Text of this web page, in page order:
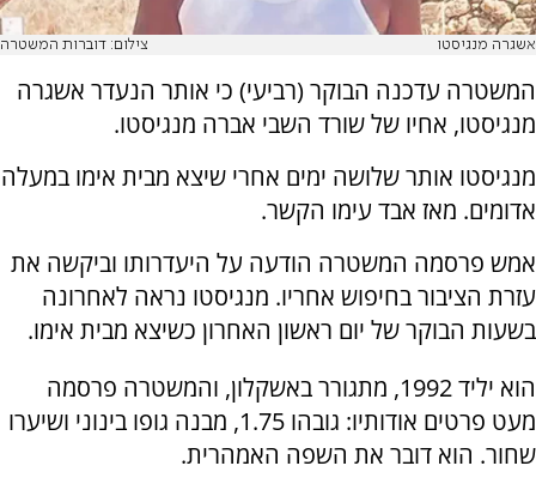
אשגרה מנגיסטו צילום: דוברות המשטרה
המשטרה עדכנה הבוקר (רביעי) כי אותר הנעדר אשגרה
מנגיסטו, אחיו של שורד השבי אברה מנגיסטו.
מנגיסטו אותר שלושה ימים אחרי שיצא מבית אימו במעלה
אדומים. מאז אבד עימו הקשר.
אמש פרסמה המשטרה הודעה על היעדרותו וביקשה את
עזרת הציבור בחיפוש אחריו. מנגיסטו נראה לאחרונה
בשעות הבוקר של יום ראשון האחרון כשיצא מבית אימו.
הוא יליד 1992, מתגורר באשקלון, והמשטרה פרסמה
מעט פרטים אודותיו: גובהו 1.75, מבנה גופו בינוני ושיערו
שחור. הוא דובר את השפה האמהרית.